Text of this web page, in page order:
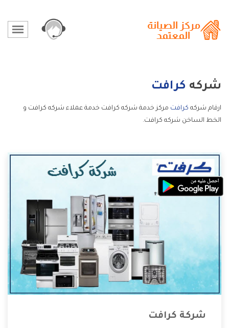
شركه كرافت
ارقام شركه كرافت مركز خدمة شركه كرافت خدمة عملاء شركه كرافت و
الخط الساخن شركه كرافت.
شركة كرافت